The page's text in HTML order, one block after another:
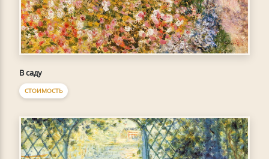
В саду
СТОИМОСТЬ